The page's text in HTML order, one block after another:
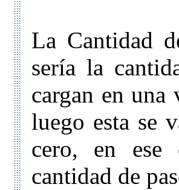
La Cantidad
sería la
cargan en
luego esta se
cero, en ese
cantidad de